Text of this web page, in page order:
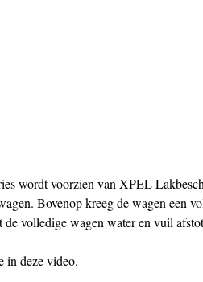
wordt voorzien van XPEL
Bovenop kreeg de wagen een
volledige wagen water en vuil
in deze video.